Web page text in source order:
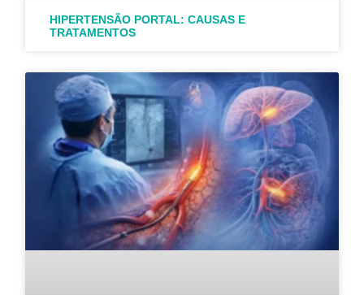
HIPERTENSÃO PORTAL: CAUSAS E
TRATAMENTOS